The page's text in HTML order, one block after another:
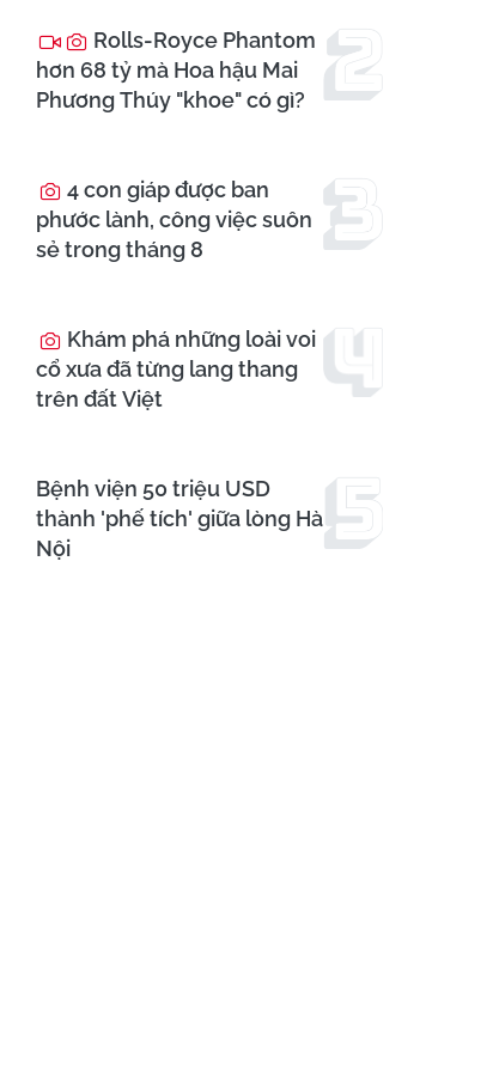
Rolls-Royce Phantom
hơn 68 tỷ mà Hoa hậu Mai
Phương Thúy "khoe" có gì?
4 con giáp được ban
phước lành, công việc suôn
sẻ trong tháng 8
Khám phá những loài voi
cổ xưa đã từng lang thang
trên đất Việt
Bệnh viện 50 triệu USD
thành 'phế tích' giữa lòng Hà
Nội